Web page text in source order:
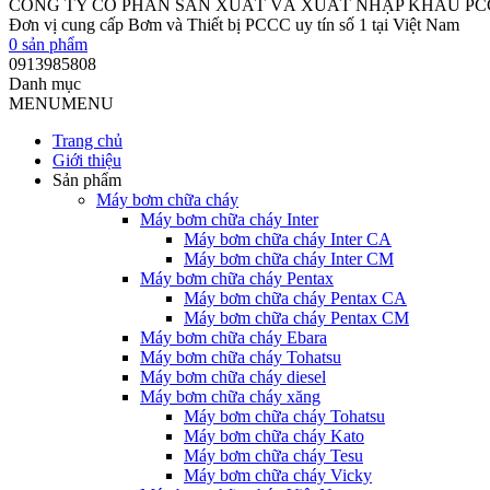
CÔNG TY CỔ PHẦN SẢN XUẤT VÀ XUẤT NHẬP KHẨU
Đơn vị cung cấp Bơm và Thiết bị PCCC uy tín số 1 tại Việt Nam
0 sản phẩm
0913985808
Danh mục
MENUMENU
Trang chủ
Giới thiệu
Sản phẩm
Máy bơm chữa cháy
Máy bơm chữa cháy Inter
Máy bơm chữa cháy Inter CA
Máy bơm chữa cháy Inter CM
Máy bơm chữa cháy Pentax
Máy bơm chữa cháy Pentax CA
Máy bơm chữa cháy Pentax CM
Máy bơm chữa cháy Ebara
Máy bơm chữa cháy Tohatsu
Máy bơm chữa cháy diesel
Máy bơm chữa cháy xăng
Máy bơm chữa cháy Tohatsu
Máy bơm chữa cháy Kato
Máy bơm chữa cháy Tesu
Máy bơm chữa cháy Vicky